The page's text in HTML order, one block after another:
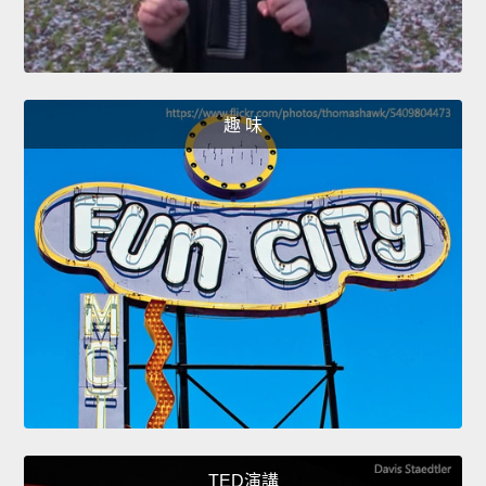
趣 味
TED演講